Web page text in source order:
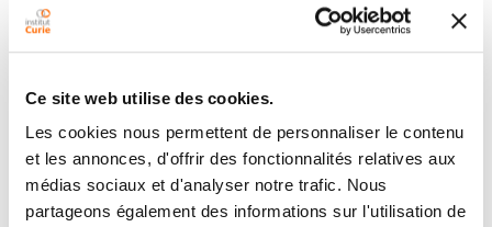
Ce site web utilise des cookies.
Les cookies nous permettent de personnaliser le contenu
et les annonces, d'offrir des fonctionnalités relatives aux
médias sociaux et d'analyser notre trafic. Nous
partageons également des informations sur l'utilisation de
Sha Li, Erika Porcel, Hynd Remita, Sergio Marco,
Confalonieri, Sandrine Lacombe
Membres